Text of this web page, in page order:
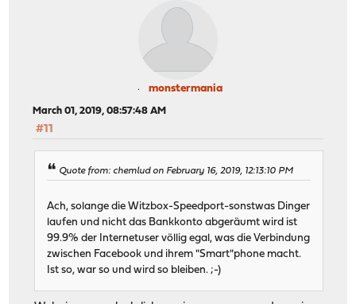
monstermania
March 01, 2019, 08:57:48 AM
#11
Quote from: chemlud on February 16, 2019, 12:13:10 PM
Ach, solange die Witzbox-Speedport-sonstwas Dinger
laufen und nicht das Bankkonto abgeräumt wird ist
99.9% der Internetuser völlig egal, was die Verbindung
zwischen Facebook und ihrem "Smart"phone macht.
Ist so, war so und wird so bleiben. ;-)